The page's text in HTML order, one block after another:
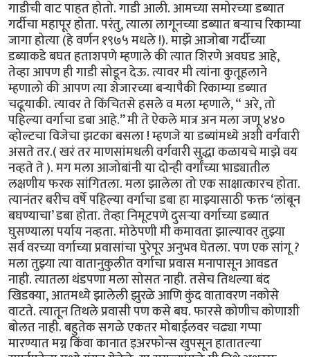
गाडीची वाट पाहत होतो. गाडी आली. आमच्या समोरच्या डब्यात
गर्दीचा महापूर होता. परंतु, त्याला लागूनच्या डब्यात बऱ्याच रिकाम्या
जागा होत्या (हे वर्णन १९७५ मधले !). माझे आजोबा गर्दीच्या
डब्याकडे बघत हताशपणे म्हणाले की त्यात शिरणे अवघड आहे,
तेव्हा आपण ही गाडी सोडून देऊ. त्यावर मी त्यांना कुतूहलाने
म्हणालो की आपण त्या शेजारच्या बऱ्यापैकी रिकाम्या डब्यात
चढूयाकी. त्यावर ते किंचितसे हसले व मला म्हणाले, “ अरे, तो
पहिल्या वर्गाचा डबा आहे.’’ मी ते ऐकले मात्र अन मला जणू ४४०
व्होल्टचा विजेचा झटका बसला ! म्हणजे या डब्यांमध्ये अशी वर्गवारी
असते तर.( खरं तर माणसांमधली वर्गवारी सुद्धा कळायचे माझे वय
नव्हते ते ). मग मला आजोबांनी या दोन्ही वर्गांच्या भाड्यातील
लक्षणीय फरक सांगितला. मला झालेला तो एक साक्षात्कारच होता.
त्यानंतर बरीच वर्षे पहिल्या वर्गाचा डबा हा माझ्यासाठी फक्त ‘लांबून
बघण्याचा’ डबा होता. तेव्हा निमूटपणे दुसऱ्या वर्गाच्या डब्यात
घुसण्याला पर्याय नव्हता. मोठेपणी मी कमावता झाल्यावर तुझ्या
सर्व वरच्या वर्गाच्या प्रवासांचा पुरेपूर अनुभव घेतला. पण एक सांगू ?
मला तुझ्या त्या वातानुकुलीत वर्गाचा प्रवास मनापासून आवडत
नाही. त्यातला थंडपणा मला सोसत नाही. तसेच तिथल्या बंद
खिडक्या, आतमध्ये झालेली झुरळे आणि कुंद वातावरण नकोसे
वाटते. त्यातून तिथले प्रवासी पण कसे बघ. फारसे कोणीच कोणाशी
बोलत नाही. बहुतेक सगळे एकतर मोबाईलवर चढ्या गप्पा
मारण्यात मग्न किंवा कानात इअरफोन्स खुपसून हातातल्या